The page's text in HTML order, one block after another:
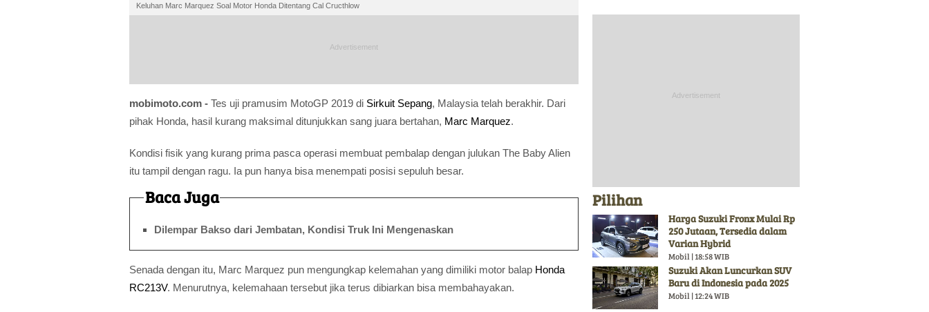
Keluhan Marc Marquez Soal Motor Honda Ditentang Cal Cructhlow
mobimoto.com - Tes uji pramusim MotoGP 2019 di Sirkuit Sepang, Malaysia telah berakhir. Dari
pihak Honda, hasil kurang maksimal ditunjukkan sang juara bertahan, Marc Marquez.
Kondisi fisik yang kurang prima pasca operasi membuat pembalap dengan julukan The Baby Alien
itu tampil dengan ragu. Ia pun hanya bisa menempati posisi sepuluh besar.
Baca Juga
Dilempar Bakso dari Jembatan, Kondisi Truk Ini Mengenaskan
Senada dengan itu, Marc Marquez pun mengungkap kelemahan yang dimiliki motor balap Honda
RC213V. Menurutnya, kelemahaan tersebut jika terus dibiarkan bisa membahayakan.
Pilihan
Harga Suzuki Fronx Mulai Rp
250 Jutaan, Tersedia dalam
Varian Hybrid
Mobil | 18:58 WIB
Suzuki Akan Luncurkan SUV
Baru di Indonesia pada 2025
Mobil | 12:24 WIB